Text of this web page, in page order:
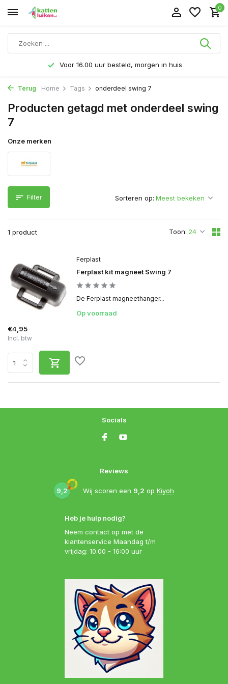
0
Voor 16.00 uur besteld, morgen in huis
Terug Home Tags onderdeel swing 7
Producten getagd met onderdeel swing
7
Onze merken
Filter
1 product Toon:
Sorteren op:
Ferplast
Ferplast kit magneet Swing 7
De Ferplast magneethanger...
Op voorraad
€4,95
Incl. btw
Heb je hulp nodig?
Neem contact op met de
klantenservice Maandag t/m
vrijdag: 10.00 - 16:00 uur
Reviews
9,2 Wij scoren een 9,2 op Kiyoh
Socials